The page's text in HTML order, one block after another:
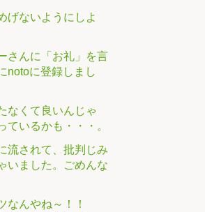
げないようにしよ
さんに「お礼」を言
notoに登録しまし
なくて良いんじゃ
ているかも・・・。
流されて、批判じみ
いました。ごめんな
なんやね～！！